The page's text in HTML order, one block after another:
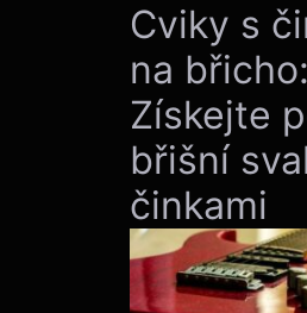
Cviky s
na břicho:
Získejte
břišní
činkami